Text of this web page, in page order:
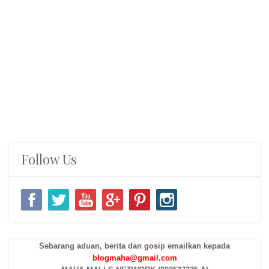
Follow Us
Sebarang aduan, berita dan gosip emailkan kepada
blogmaha@gmail.com